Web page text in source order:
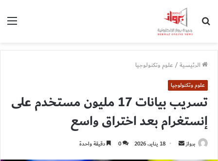
الرئيسية/علوم وتكنولوجيا
علوم وتكنولوجيا
تسريب بيانات 17 مليون مستخدم على
إنستغرام بعد اختراق واسع
برواز
أرسل 18 يناير، 2026 0 دقيقة واحدة